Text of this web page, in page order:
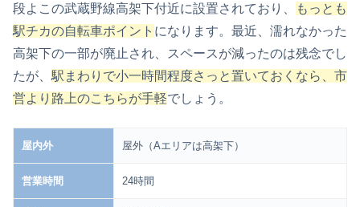
段よこの武蔵野線高架下付近に設置されており、
もっとも
駅チカの自転車ポイント になります。最近、濡れなかった
高架下の一部が廃止され、スペースが減ったのは残念でし
たが、 駅まわりで小一時間程度さっと置いておくなら、市
営より路上のこちらが手軽でしょう。
屋内外 屋外（Aエリアは高架下）
営業時間 24時間